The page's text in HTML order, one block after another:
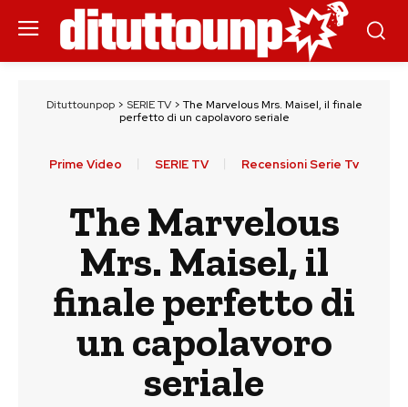
Dituttounpop> SERIE TV> The Marvelous Mrs. Maisel, il finale
perfetto di un capolavoro seriale
Prime Video SERIE TV Recensioni Serie Tv
The Marvelous
Mrs. Maisel, il
finale perfetto di
un capolavoro
seriale